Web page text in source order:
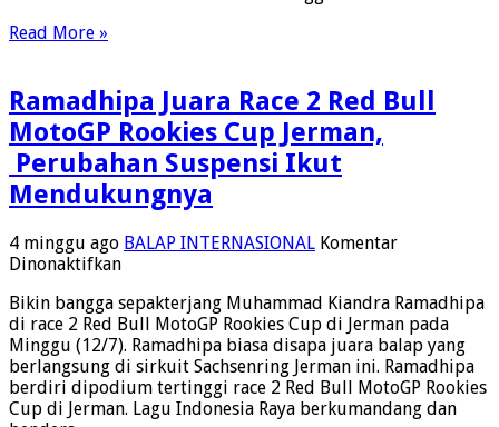
Read More »
Ramadhipa Juara Race 2 Red Bull
MotoGP Rookies Cup Jerman,
Perubahan Suspensi Ikut
Mendukungnya
4 minggu ago BALAP INTERNASIONAL Komentar
Dinonaktifkanpada
Juara
Race
2
Red
Bull
MotoGP
Bikin bangga sepakterjang Muhammad Kiandra Ramadhipa
di race 2 Red Bull MotoGP Rookies Cup di Jerman pada
Minggu (12/7). Ramadhipa biasa disapa juara balap yang
berlangsung di sirkuit Sachsenring Jerman ini. Ramadhipa
berdiri dipodium tertinggi race 2 Red Bull MotoGP Rookies
Cup di Jerman. Lagu Indonesia Raya berkumandang dan